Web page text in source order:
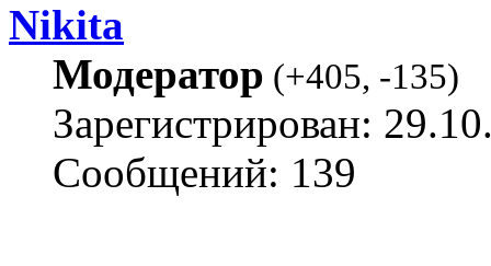
Nikita
Модератор (+405, -135)
Зарегистрирован:
Сообщений: 139